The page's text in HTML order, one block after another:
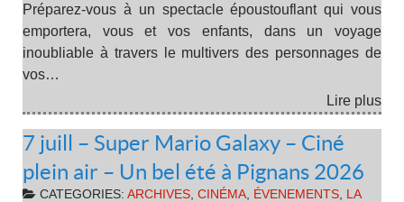
Préparez-vous à un spectacle époustouflant qui vous
emportera, vous et vos enfants, dans un voyage
inoubliable à travers le multivers des personnages de
vos…
Lire plus
7 juill – Super Mario Galaxy – Ciné
plein air – Un bel été à Pignans 2026
CATEGORIES: ARCHIVES CINÉMA ÉVENEMENTS
LA